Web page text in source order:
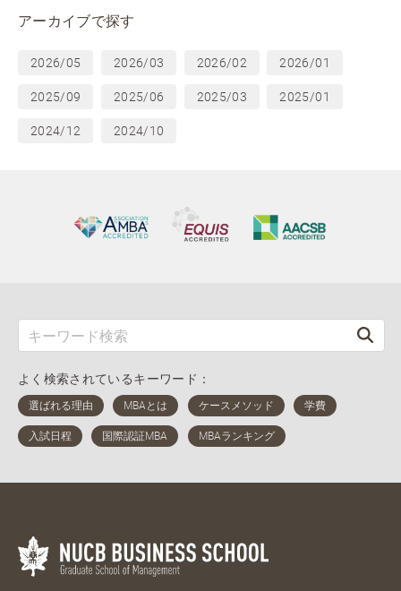
アーカイブで探す
2026/05 2026/03 2026/02 2026/01
2025/09 2025/06 2025/03 2025/01
2024/12 2024/10
よく検索されているキーワード：